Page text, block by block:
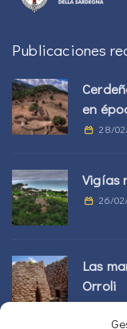
Publicaciones
en
28/
Vigías
26/
Las
Orroli
24/